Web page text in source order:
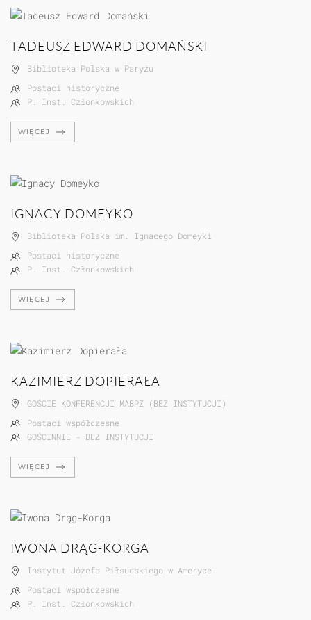
TADEUSZ EDWARD DOMAŃSKI
Biblioteka Polska w Paryżu
Postaci historyczne
P. Inst. Członkowskich
WIĘCEJ
IGNACY DOMEYKO
Biblioteka Polska im. Ignacego Domeyki
Postaci historyczne
P. Inst. Członkowskich
WIĘCEJ
KAZIMIERZ DOPIERAŁA
GOŚCIE KONFERENCJI MABPZ (BEZ INSTYTUCJI)
Postaci współczesne
GOŚCINNIE - BEZ INSTYTUCJI
WIĘCEJ
IWONA DRĄG-KORGA
Instytut Józefa Piłsudskiego w Ameryce
Postaci współczesne
P. Inst. Członkowskich